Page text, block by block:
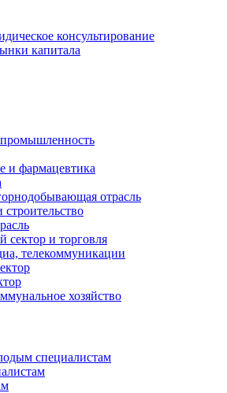
консультирование
капитала
и фармацевтика
отрасль
сектор и торговля
телекоммуникации
хозяйство
специалистам